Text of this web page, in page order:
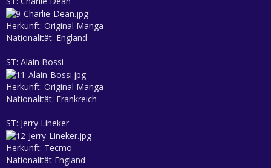
Herkunft: Original Manga
Nationalität: England
ST: Alain Bossi
Herkunft: Original Manga
Nationalität: Frankreich
ST: Jerry Lineker
Herkunft: Tecmo
Nationalität England